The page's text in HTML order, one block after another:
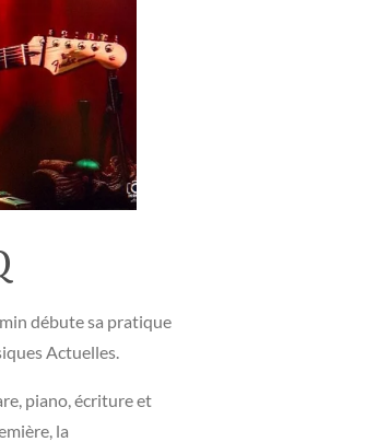
débute sa pratique
Actuelles.
piano, écriture et
la